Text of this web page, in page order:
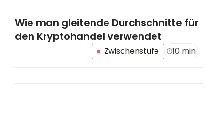
Wie man gleitende Durchschnitte für
den Kryptohandel verwendet
Zwischenstufe 10 min